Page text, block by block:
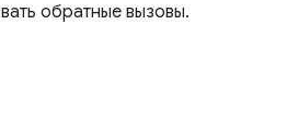
обратные вызовы.